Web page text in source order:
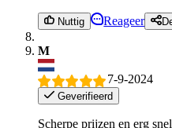
Nuttig Reageer
M
7-9-2024
Geverifieerd
Scherpe prijzen en erg